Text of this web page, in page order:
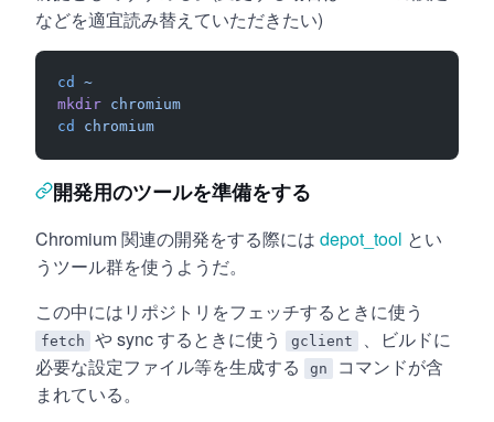
などを適宜読み替えていただきたい)
cd ~
mkdir chromium
cd chromium
開発用のツールを準備をする
Chromium 関連の開発をする際には depot_tool とい
うツール群を使うようだ。
この中にはリポジトリをフェッチするときに使う
fetch や sync するときに使う gclient
、ビルドに
必要な設定ファイル等を生成する
gn
コマンドが含
まれている。